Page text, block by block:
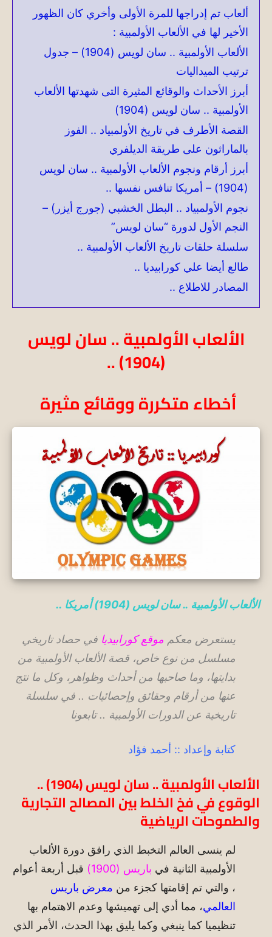
ألعاب تم إدراجها للمرة الأولى وأخري كان الظهور
الأخير لها في الألعاب الأولمبية :
الألعاب الأولمبية .. سان لويس (1904) – جدول
ترتيب الميداليات
أبرز الأحداث والوقائع المثيرة التى شهدتها الألعاب
الأولمبية .. سان لويس (1904)
القصة الأطرف في تاريخ الأولمبياد .. الفوز
بالماراثون على طريقة الديلفري
أبرز أرقام ونجوم الألعاب الأولمبية .. سان لويس
(1904) – أمريكا تنافس نفسها ..
نجوم الأولمبياد .. البطل الخشبي (جورج أيزر) –
النجم الأول لدورة “سان لويس”
سلسلة حلقات تاريخ الألعاب الأولمبية ..
طالع أيضا علي كورابيديا ..
المصادر للاطلاع ..
الألعاب الأولمبية .. سان لويس
(1904) ..
أخطاء متكررة ووقائع مثيرة
الألعاب الأولمبية ..سان لويس (1904) أمريكا ..
يستعرض معكم موقع كورابيديا في حصاد تاريخي
مسلسل من نوع خاص، قصة الألعاب الأولمبية من
بدايتها، وما صاحبها من أحداث وظواهر، وكل ما نتج
عنها من أرقام وحقائق وإحصائيات .. في سلسلة
تاريخية عن الدورات الأولمبية .. تابعونا
كتابة وإعداد :: أحمد فؤاد
الألعاب الأولمبية .. سان لويس (1904) ..
الوقوع في فخ الخلط بين المصالح التجارية
والطموحات الرياضية
لم ينسى العالم التخبط الذي رافق دورة الألعاب
الأولمبية الثانية في باريس (1900)
قبل أربعة أعوام
، والتي تم إقامتها كجزء من معرض باريس
العالمي، مما أدي إلى تهميشها وعدم الاهتمام بها
تنظيميا كما ينبغي وكما يليق بهذا الحدث، الأمر الذي